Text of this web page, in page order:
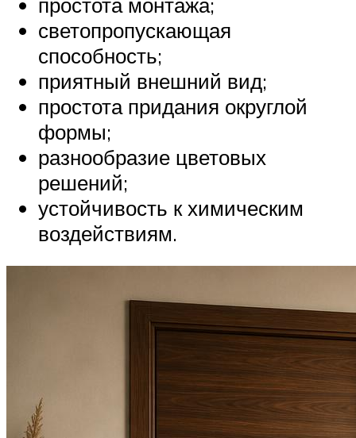
светопропускающая
способность;
приятный внешний вид;
простота придания округлой
формы;
разнообразие цветовых
решений;
устойчивость к химическим
воздействиям.